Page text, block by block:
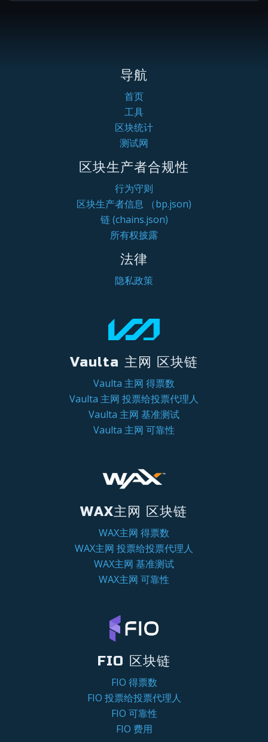
导航
首页
工具
区块统计
测试网
区块生产者合规性
行为守则
区块生产者信息 （bp.json)
链 (chains.json)
所有权披露
法律
隐私政策
Vaulta 主网 区块链
Vaulta 主网 得票数
Vaulta 主网 投票给投票代理人
Vaulta 主网 基准测试
Vaulta 主网 可靠性
WAX主网 区块链
WAX主网 得票数
WAX主网 投票给投票代理人
WAX主网 基准测试
WAX主网 可靠性
FIO 区块链
FIO 得票数
FIO 投票给投票代理人
FIO 可靠性
FIO 费用